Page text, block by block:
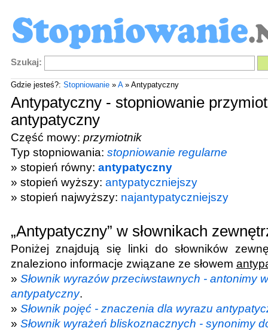
Szukaj:
Gdzie jesteś?: Stopniowanie» A» Antypatyczny
Antypatyczny - stopniowanie
antypatyczny
Część mowy: przymiotnik
Typ stopniowania: stopniowanie regularne
» stopień równy: antypatyczny
» stopień wyższy: antypatyczniejszy
» stopień najwyższy: najantypatyczniejszy
„Antypatyczny” w słownikach
Poniżej znajdują się linki do słowników
znaleziono informacje związane ze słowem
» Słownik wyrazów przeciwstawnych - antonimy
antypatyczny.
» Słownik pojęć - znaczenia dla wyrazu
» Słownik wyrażeń bliskoznacznych - synonimy